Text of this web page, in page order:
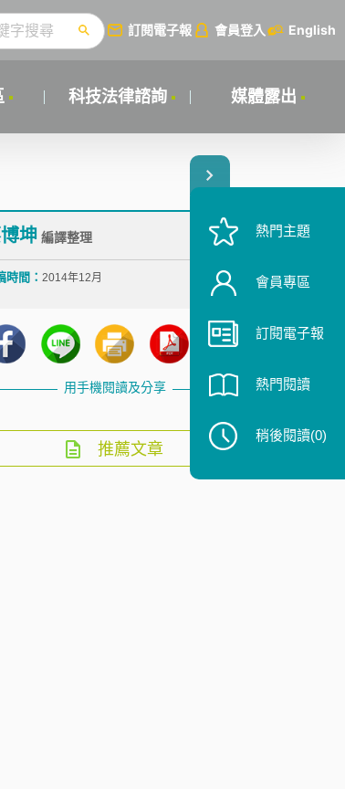
訂閱電子報 會員登入 English
科技法律諮詢 媒體露出
坤編譯整理
時間： 2014年12月
用手機閱讀及分享
推薦文章
熱門主題
會員專區
訂閱電子報
熱門閱讀
稍後閱讀(0)